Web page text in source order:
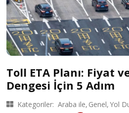
Toll ETA Planı: Fiyat
Dengesi İçin 5 Adım
Kategoriler: Araba ile Genel Yol